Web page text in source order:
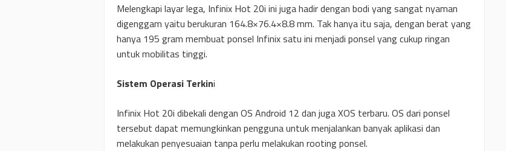
Melengkapi layar lega, Infinix Hot 20i ini juga hadir dengan bodi yang sangat nyaman
digenggam yaitu berukuran 164.8×76.4×8.8 mm. Tak hanya itu saja, dengan berat yang
hanya 195 gram membuat ponsel Infinix satu ini menjadi ponsel yang cukup ringan
untuk mobilitas tinggi.
Sistem Operasi Terkini
Infinix Hot 20i dibekali dengan OS Android 12 dan juga XOS terbaru. OS dari ponsel
tersebut dapat memungkinkan pengguna untuk menjalankan banyak aplikasi dan
melakukan penyesuaian tanpa perlu melakukan rooting ponsel.